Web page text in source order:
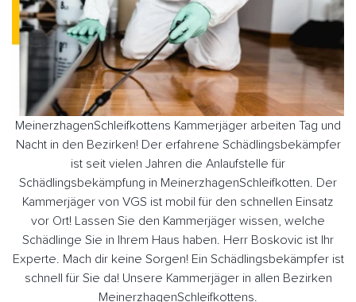
MeinerzhagenSchleifkottens Kammerjäger arbeiten Tag und
Nacht in den Bezirken! Der erfahrene Schädlingsbekämpfer
ist seit vielen Jahren die Anlaufstelle für
Schädlingsbekämpfung in MeinerzhagenSchleifkotten. Der
Kammerjäger von VGS ist mobil für den schnellen Einsatz
vor Ort! Lassen Sie den Kammerjäger wissen, welche
Schädlinge Sie in Ihrem Haus haben. Herr Boskovic ist Ihr
Experte. Mach dir keine Sorgen! Ein Schädlingsbekämpfer ist
schnell für Sie da! Unsere Kammerjäger in allen Bezirken
MeinerzhagenSchleifkottens.